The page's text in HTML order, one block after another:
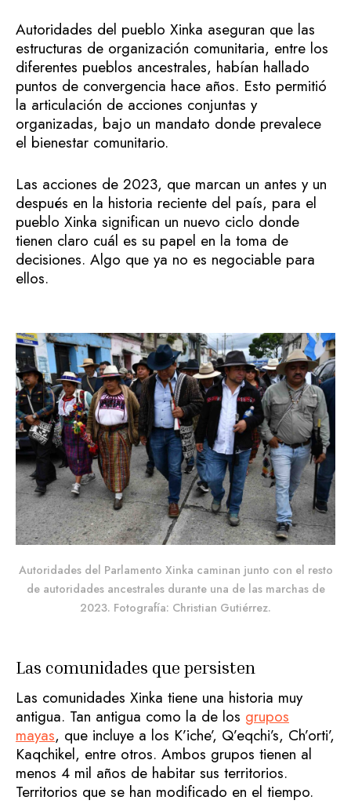
Autoridades del pueblo Xinka aseguran que las
estructuras de organización comunitaria, entre los
diferentes pueblos ancestrales, habían hallado
puntos de convergencia hace años. Esto permitió
la articulación de acciones conjuntas y
organizadas, bajo un mandato donde prevalece
el bienestar comunitario.
Las acciones de 2023, que marcan un antes y un
después en la historia reciente del país, para el
pueblo Xinka significan un nuevo ciclo donde
tienen claro cuál es su papel en la toma de
decisiones. Algo que ya no es negociable para
ellos.
Autoridades del Parlamento Xinka caminan junto con el resto
de autoridades ancestrales durante una de las marchas de
2023. Fotografía: Christian Gutiérrez.
Las comunidades que persisten
Las comunidades Xinka tiene una historia muy
antigua. Tan antigua como la de los grupos
mayas, que incluye a los K’iche’, Q’eqchi’s, Ch’orti’,
Kaqchikel, entre otros. Ambos grupos tienen al
menos 4 mil años de habitar sus territorios.
Territorios que se han modificado en el tiempo.